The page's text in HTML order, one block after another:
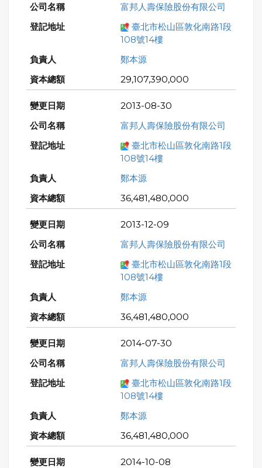
富邦人壽保險股份有限公司
臺北市松山區敦化南路1段
108號14樓
鄭本源
29,107,390,000
2013-08-30
富邦人壽保險股份有限公司
臺北市松山區敦化南路1段
108號14樓
鄭本源
36,481,480,000
2013-12-09
富邦人壽保險股份有限公司
臺北市松山區敦化南路1段
108號14樓
鄭本源
36,481,480,000
2014-07-30
富邦人壽保險股份有限公司
臺北市松山區敦化南路1段
108號14樓
鄭本源
36,481,480,000
2014-10-08